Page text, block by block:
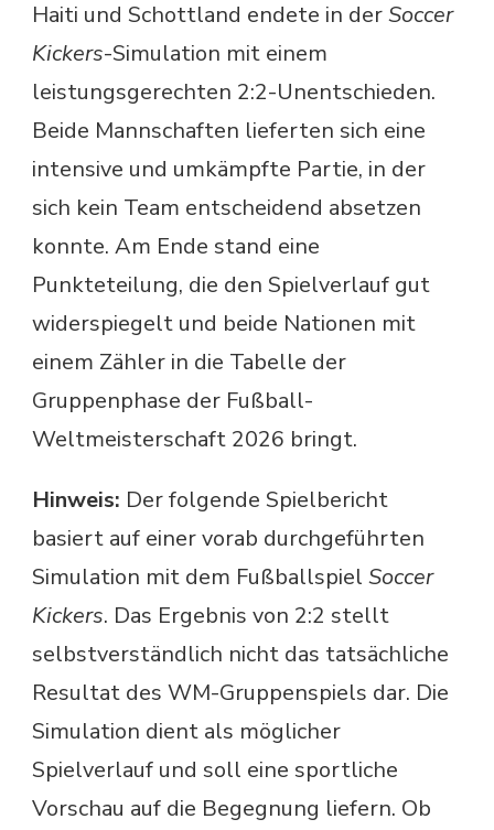
Haiti und Schottland endete in derSoccer
Kickers-Simulation mit einem
leistungsgerechten 2:2-Unentschieden.
Beide Mannschaften lieferten sich eine
intensive und umkämpfte Partie, in der
sich kein Team entscheidend absetzen
konnte. Am Ende stand eine
Punkteteilung, die den Spielverlauf gut
widerspiegelt und beide Nationen mit
einem Zähler in die Tabelle der
Gruppenphase der Fußball-
Weltmeisterschaft 2026 bringt.
Hinweis: Der folgende Spielbericht
basiert auf einer vorab durchgeführten
Simulation mit dem Fußballspiel Soccer
Kickers. Das Ergebnis von 2:2 stellt
selbstverständlich nicht das tatsächliche
Resultat des WM-Gruppenspiels dar. Die
Simulation dient als möglicher
Spielverlauf und soll eine sportliche
Vorschau auf die Begegnung liefern. Ob